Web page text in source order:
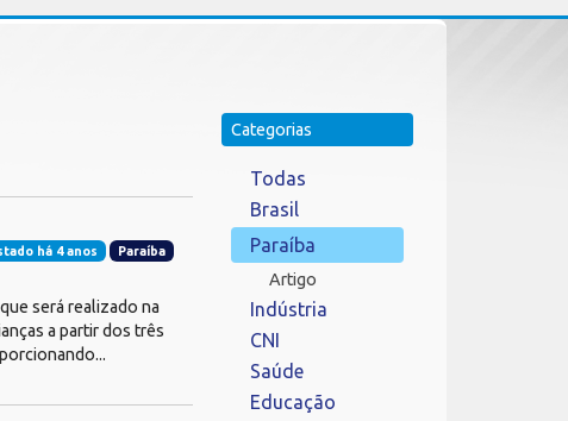
há 4 anos Paraíba
será realizado na
a partir dos três
Categorias
Todas
Brasil
Paraíba
Artigo
Indústria
CNI
Saúde
Educação